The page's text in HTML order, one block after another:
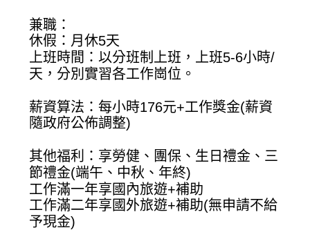
兼職：
休假：月休5天
上班時間：以分班制上班，上班5-6小時/
天，分別實習各工作崗位。
薪資算法：每小時176元+工作獎金(薪資
隨政府公佈調整)
其他福利：享勞健、團保、生日禮金、三
節禮金(端午、中秋、年終)
工作滿一年享國內旅遊+補助
工作滿二年享國外旅遊+補助(無申請不給
予現金)